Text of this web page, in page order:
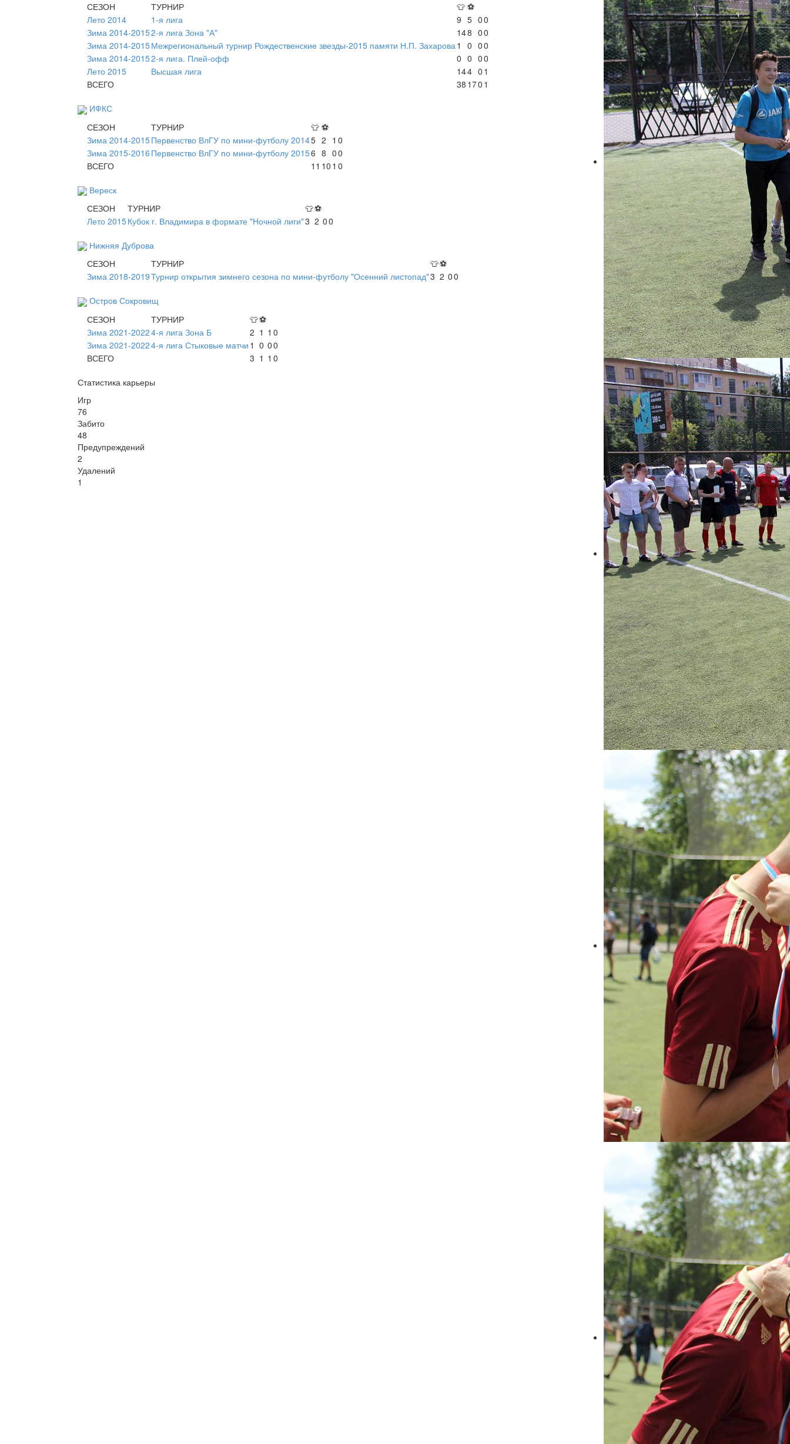
СЕЗОН
ТУРНИР 👕 ⚽
Лето 2014
1-я лига 9 5 00
Зима 2014-20152-я лига Зона "А" 148 00
Зима 2014-2015Межрегиональный турнир Рождественские звезды-2015 памяти Н.П. Захарова1 0 00
Зима 2014-20152-я лига. Плей-офф 0 0 00
Лето 2015
Высшая лига 144 0 1
ВСЕГО
38 170 1
ИФКС
СЕЗОН
ТУРНИР 👕 ⚽
Зима 2014-2015Первенство ВлГУ по мини-футболу 20145 2 1 0
Зима 2015-2016 Первенство ВлГУ по мини-футболу 20156 8 00
ВСЕГО
11 10 1 0
Вереск
СЕЗОН
ТУРНИР 👕⚽
Лето 2015Кубок г. Владимира в формате "Ночной лиги"3 2 00
Нижняя Дуброва
СЕЗОН
ТУРНИР 👕⚽
Зима 2018-2019Турнир открытия зимнего сезона по мини-футболу "Осенний листопад"3 2 00
Остров Сокровищ
СЕЗОН
ТУРНИР 👕⚽
Зима 2021-20224-я лига Зона Б 2 1 1 0
Зима 2021-20224-я лига Стыковые матчи 1 0 00
ВСЕГО
3 1 1 0
Статистика карьеры
Игр
76
Забито
48
Предупреждений
2
Удалений
1